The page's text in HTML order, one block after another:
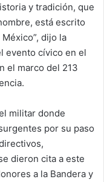
y tradición, que
está escrito
dijo la
evento cívico en el
el marco del 213
militar donde
por su paso
dieron cita a este
a la Bandera y